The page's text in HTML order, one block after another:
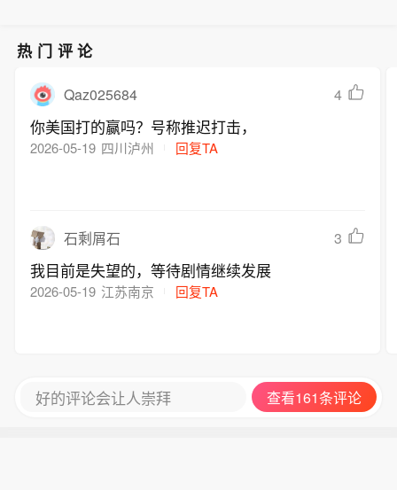
热门评论
Qaz025684 4
你美国打的赢吗？号称推迟打击，
2026-05-19 四川泸州 回复TA
石剩屑石 3
我目前是失望的，等待剧情继续发展
2026-05-19 江苏南京 回复TA
好的评论会让人崇拜 查看161条评论